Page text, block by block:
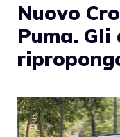
Nuovo
Puma. Gli